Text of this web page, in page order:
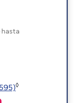
hasta
◊